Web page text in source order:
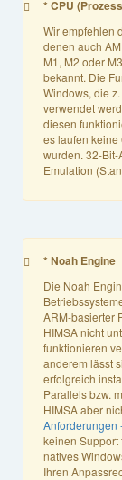
* CPU
Wir empfehlen
denen auch
M1, M2 oder
bekannt. Die
Windows, die
verwendet
diesen
es laufen keine
wurden. 32-
Emulation
* Noah Engine
Die Noah
ARM-basierter
HIMSA nicht
funktionieren
anderem lässt
erfolgreich
Parallels bzw.
HIMSA aber
Anforderungen
keinen Support
natives
Ihren